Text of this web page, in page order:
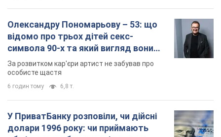
обмінники та банки такі купюри
Що робити, якщо банки та обмінні пункти не
приймають старі долари
8 годин тому 59,7 т.